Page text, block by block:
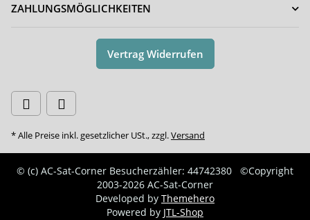
ZAHLUNGSMÖGLICHKEITEN
Vertrag Widerrufen
* Alle Preise inkl. gesetzlicher USt., zzgl.Versand
© (c) AC-Sat-Corner Besucherzähler: 44742380
©Copyright
2003-2026 AC-Sat-Corner
Developed by Themehero
Powered by JTL-Shop